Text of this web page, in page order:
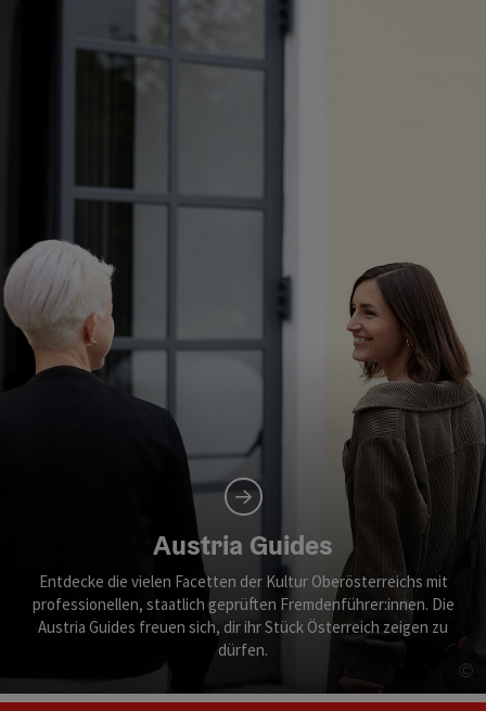
Austria Guides
Entdecke die vielen Facetten der Kultur Oberösterreichs mit
professionellen, staatlich geprüften Fremdenführer:innen. Die
Austria Guides freuen sich, dir ihr Stück Österreich zeigen zu
dürfen.
©